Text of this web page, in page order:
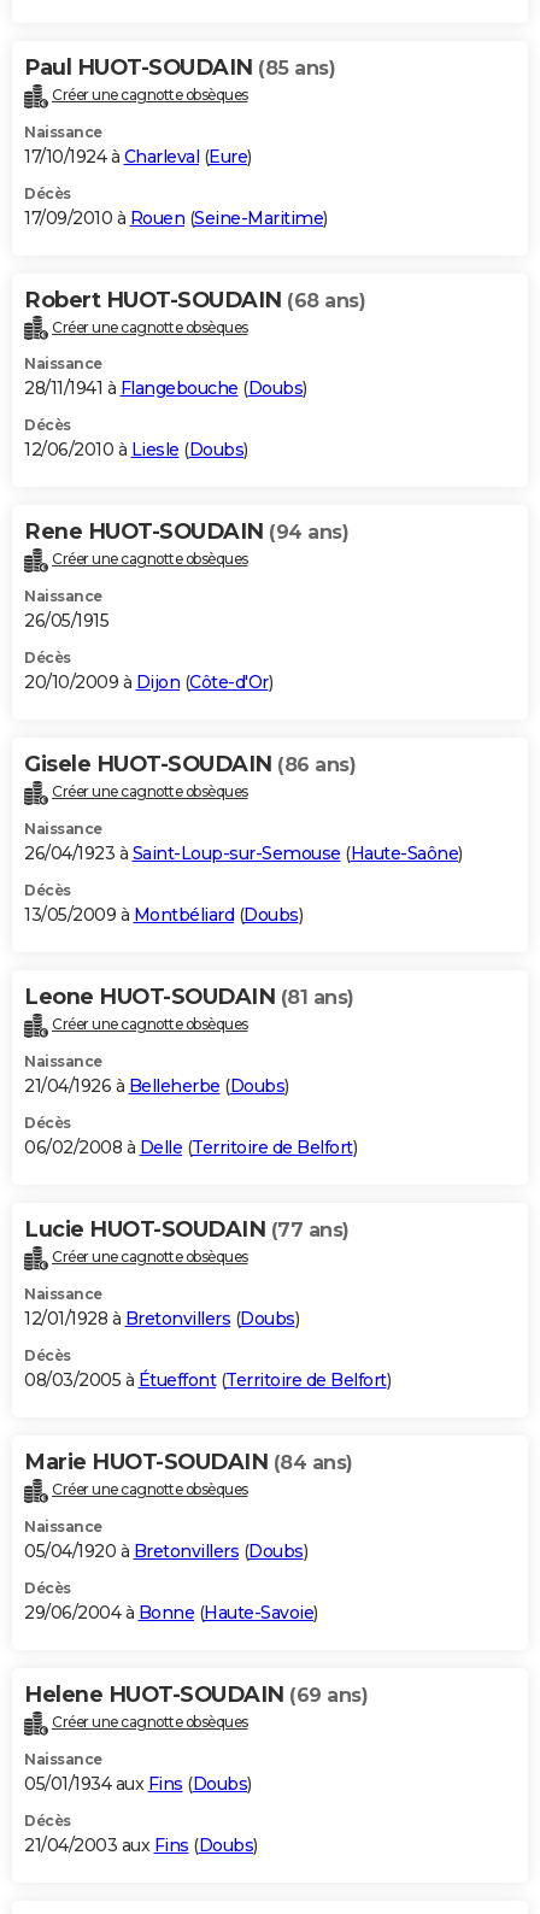
Paul HUOT-SOUDAIN (85 ans)
Créer une cagnotte obsèques
Naissance
17/10/1924 à Charleval (Eure)
Décès
17/09/2010 à Rouen (Seine-Maritime)
Robert HUOT-SOUDAIN (68 ans)
Créer une cagnotte obsèques
Naissance
28/11/1941 à Flangebouche (Doubs)
Décès
12/06/2010 à Liesle (Doubs)
Rene HUOT-SOUDAIN (94 ans)
Créer une cagnotte obsèques
Naissance
26/05/1915
Décès
20/10/2009 à Dijon (Côte-d'Or)
Gisele HUOT-SOUDAIN (86 ans)
Créer une cagnotte obsèques
Naissance
26/04/1923 à Saint-Loup-sur-Semouse (Haute-Saône)
Décès
13/05/2009 à Montbéliard (Doubs)
Leone HUOT-SOUDAIN (81 ans)
Créer une cagnotte obsèques
Naissance
21/04/1926 à Belleherbe (Doubs)
Décès
06/02/2008 à Delle (Territoire de Belfort)
Lucie HUOT-SOUDAIN (77 ans)
Créer une cagnotte obsèques
Naissance
12/01/1928 à Bretonvillers (Doubs)
Décès
08/03/2005 à Étueffont(Territoire de Belfort)
Marie HUOT-SOUDAIN (84 ans)
Créer une cagnotte obsèques
Naissance
05/04/1920 à Bretonvillers (Doubs)
Décès
29/06/2004 à Bonne (Haute-Savoie)
Helene HUOT-SOUDAIN (69 ans)
Créer une cagnotte obsèques
Naissance
05/01/1934 aux Fins (Doubs)
Décès
21/04/2003 aux Fins (Doubs)